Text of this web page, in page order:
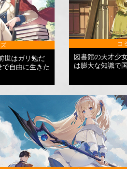
世はガリ勉だ
で自由に生きた
コ
図書館の天才少
は膨大な知識で